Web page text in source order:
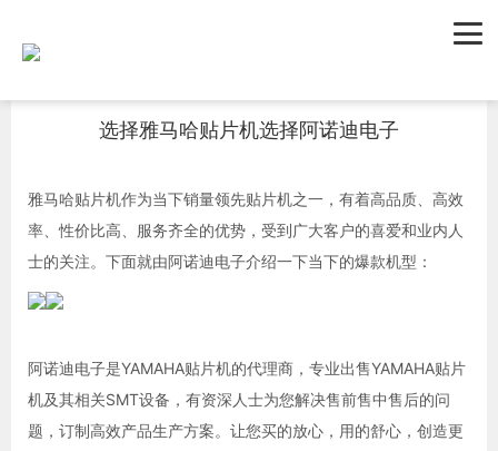
选择雅马哈贴片机选择阿诺迪电子
雅马哈贴片机作为当下销量领先贴片机之一，有着高品质、高效
率、性价比高、服务齐全的优势，受到广大客户的喜爱和业内人
士的关注。下面就由阿诺迪电子介绍一下当下的爆款机型：
阿诺迪电子是YAMAHA贴片机的代理商，专业出售YAMAHA贴片
机及其相关SMT设备，有资深人士为您解决售前售中售后的问
题，订制高效产品生产方案。让您买的放心，用的舒心，创造更